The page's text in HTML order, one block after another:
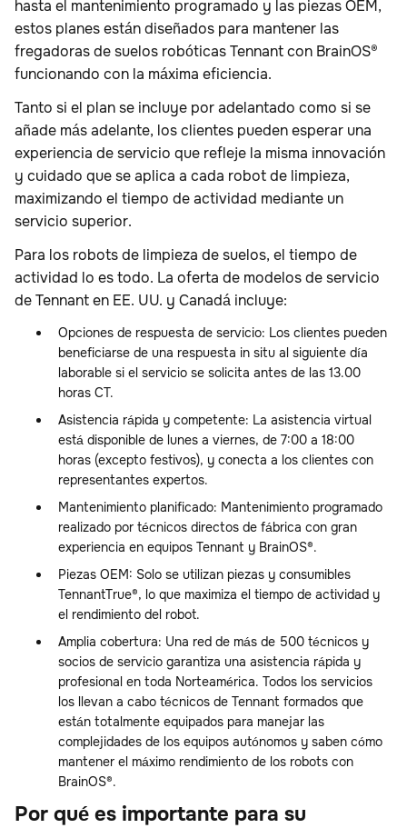
hasta el mantenimiento programado y las piezas OEM,
estos planes están diseñados para mantener las
fregadoras de suelos robóticas Tennant con BrainOS®
funcionando con la máxima eficiencia.
Tanto si el plan se incluye por adelantado como si se
añade más adelante, los clientes pueden esperar una
experiencia de servicio que refleje la misma innovación
y cuidado que se aplica a cada robot de limpieza,
maximizando el tiempo de actividad mediante un
servicio superior.
Para los robots de limpieza de suelos, el tiempo de
actividad lo es todo. La oferta de modelos de servicio
de Tennant en EE. UU. y Canadá incluye:
Opciones de respuesta de servicio: Los clientes pueden
beneficiarse de una respuesta in situ al siguiente día
laborable si el servicio se solicita antes de las 13.00
horas CT.
Asistencia rápida y competente: La asistencia virtual
está disponible de lunes a viernes, de 7:00 a 18:00
horas (excepto festivos), y conecta a los clientes con
representantes expertos.
Mantenimiento planificado: Mantenimiento programado
realizado por técnicos directos de fábrica con gran
experiencia en equipos Tennant y BrainOS®.
Piezas OEM: Solo se utilizan piezas y consumibles
TennantTrue®, lo que maximiza el tiempo de actividad y
el rendimiento del robot.
Amplia cobertura: Una red de más de 500 técnicos y
socios de servicio garantiza una asistencia rápida y
profesional en toda Norteamérica. Todos los servicios
los llevan a cabo técnicos de Tennant formados que
están totalmente equipados para manejar las
complejidades de los equipos autónomos y saben cómo
mantener el máximo rendimiento de los robots con
BrainOS®.
Por qué es importante para su